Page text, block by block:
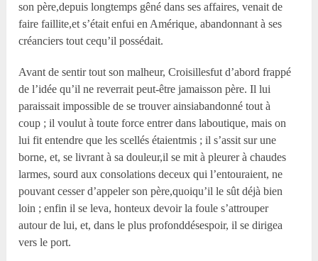
son père,depuis longtemps gêné dans ses affaires, venait de
faire faillite,et s’était enfui en Amérique, abandonnant à ses
créanciers tout cequ’il possédait.
Avant de sentir tout son malheur, Croisillesfut d’abord frappé
de l’idée qu’il ne reverrait peut-être jamaisson père. Il lui
paraissait impossible de se trouver ainsiabandonné tout à
coup ; il voulut à toute force entrer dans laboutique, mais on
lui fit entendre que les scellés étaientmis ; il s’assit sur une
borne, et, se livrant à sa douleur,il se mit à pleurer à chaudes
larmes, sourd aux consolations deceux qui l’entouraient, ne
pouvant cesser d’appeler son père,quoiqu’il le sût déjà bien
loin ; enfin il se leva, honteux devoir la foule s’attrouper
autour de lui, et, dans le plus profonddésespoir, il se dirigea
vers le port.